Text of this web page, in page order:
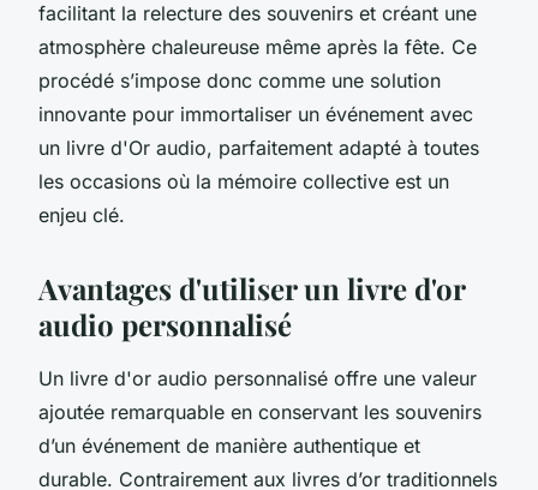
facilitant la relecture des souvenirs et créant une
atmosphère chaleureuse même après la fête. Ce
procédé s’impose donc comme une solution
innovante pour immortaliser un événement avec
un livre d'Or audio, parfaitement adapté à toutes
les occasions où la mémoire collective est un
enjeu clé.
Avantages d'utiliser un livre d'or
audio personnalisé
Un livre d'or audio personnalisé offre une valeur
ajoutée remarquable en conservant les souvenirs
d’un événement de manière authentique et
durable. Contrairement aux livres d’or traditionnels